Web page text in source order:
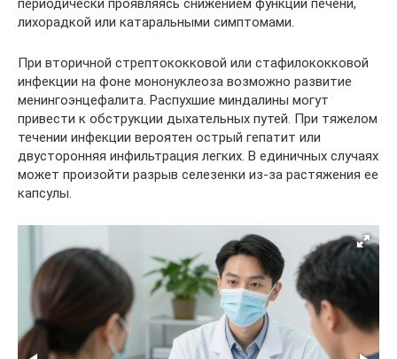
периодически проявляясь снижением функций печени,
лихорадкой или катаральными симптомами.
При вторичной стрептококковой или стафилококковой
инфекции на фоне мононуклеоза возможно развитие
менингоэнцефалита. Распухшие миндалины могут
привести к обструкции дыхательных путей. При тяжелом
течении инфекции вероятен острый гепатит или
двусторонняя инфильтрация легких. В единичных случаях
может произойти разрыв селезенки из-за растяжения ее
капсулы.